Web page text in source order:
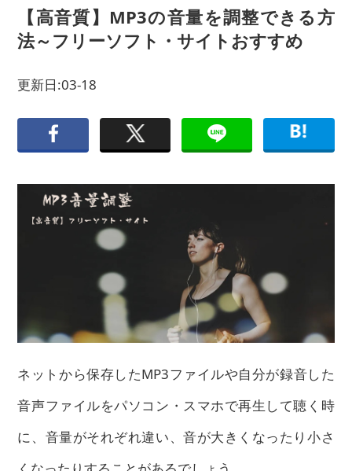
【高音質】MP3の音量を調整できる方
法～フリーソフト・サイトおすすめ
更新日:03-18
ネットから保存したMP3ファイルや自分が録音した
音声ファイルをパソコン・スマホで再生して聴く時
に、音量がそれぞれ違い、音が大きくなったり小さ